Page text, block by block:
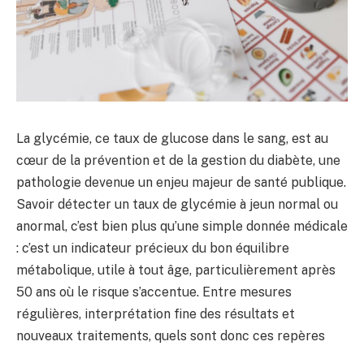
La glycémie, ce taux de glucose dans le sang, est au
cœur de la prévention et de la gestion du diabète, une
pathologie devenue un enjeu majeur de santé publique.
Savoir détecter un taux de glycémie à jeun normal ou
anormal, c’est bien plus qu’une simple donnée médicale
: c’est un indicateur précieux du bon équilibre
métabolique, utile à tout âge, particulièrement après
50 ans où le risque s’accentue. Entre mesures
régulières, interprétation fine des résultats et
nouveaux traitements, quels sont donc ces repères